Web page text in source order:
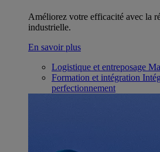
Améliorez votre efficacité avec la
industrielle.
En savoir plus
Logistique et entreposage
Formation et intégration
perfectionnement